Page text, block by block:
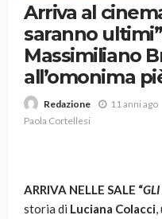
Arriva al
saranno
Massimiliano
all’omonima
Redazione 11 anni ago
Paola Cortellesi
ARRIVA NELLE SALE “
storia di Luciana Colacci,